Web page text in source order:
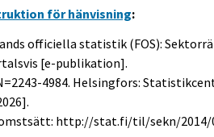
för hänvisning:
officiella statistik (FOS):
[e-publikation].
4984. Helsingfors:
http://stat.fi/til/sekn/2014/